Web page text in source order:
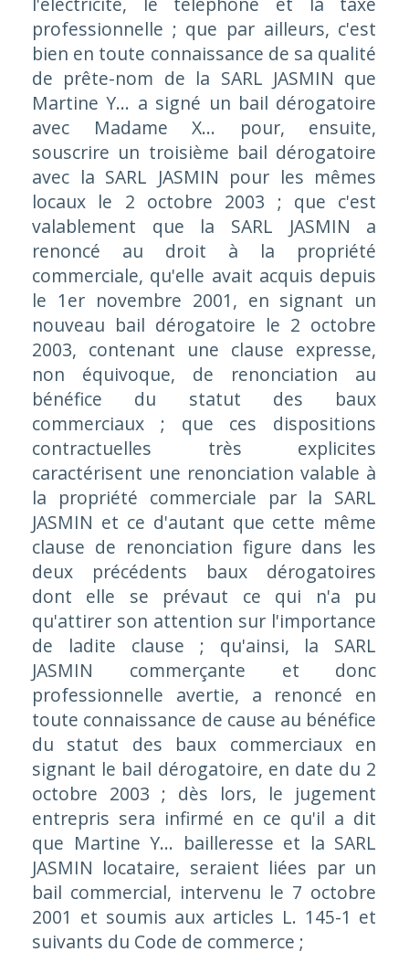
professionnelle ; que par ailleurs, c'est
bien en toute connaissance de sa qualité
de prête-nom de la SARL JASMIN que
Martine Y... a signé un bail dérogatoire
avec Madame X... pour, ensuite,
souscrire un troisième bail dérogatoire
avec la SARL JASMIN pour les mêmes
locaux le 2 octobre 2003 ; que c'est
valablement que la SARL JASMIN a
renoncé au droit à la propriété
commerciale, qu'elle avait acquis depuis
le 1er novembre 2001, en signant un
nouveau bail dérogatoire le 2 octobre
2003, contenant une clause expresse,
non équivoque, de renonciation au
bénéfice du statut des baux
commerciaux ; que ces dispositions
contractuelles très explicites
caractérisent une renonciation valable à
la propriété commerciale par la SARL
JASMIN et ce d'autant que cette même
clause de renonciation figure dans les
deux précédents baux dérogatoires
dont elle se prévaut ce qui n'a pu
qu'attirer son attention sur l'importance
de ladite clause ; qu'ainsi, la SARL
JASMIN commerçante et donc
professionnelle avertie, a renoncé en
toute connaissance de cause au bénéfice
du statut des baux commerciaux en
signant le bail dérogatoire, en date du 2
octobre 2003 ; dès lors, le jugement
entrepris sera infirmé en ce qu'il a dit
que Martine Y... bailleresse et la SARL
JASMIN locataire, seraient liées par un
bail commercial, intervenu le 7 octobre
2001 et soumis aux articles L. 145-1 et
suivants du Code de commerce ;